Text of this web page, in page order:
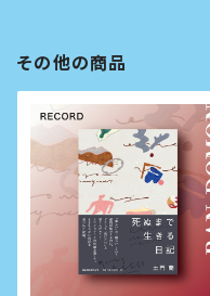
その他の商品